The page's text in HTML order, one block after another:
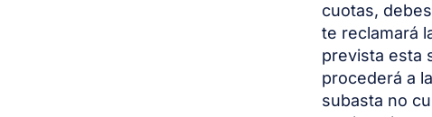
cuotas,
te reclamará
prevista esta
procederá a
subasta no